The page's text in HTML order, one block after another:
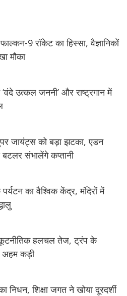
9 रॉकेट का हिस्सा, वैज्ञानिकों
मौका
उत्कल जननी’ और राष्ट्रगान में
जायंट्स को बड़ा झटका, एडन
बटलर संभालेंगे कप्तानी
का वैश्विक केंद्र, मंदिरों में
कूटनीतिक हलचल तेज, ट्रंप के
अहम कड़ी
निधन, शिक्षा जगत ने खोया दूरदर्शी